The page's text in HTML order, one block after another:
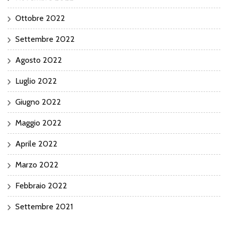
Ottobre 2022
Settembre 2022
Agosto 2022
Luglio 2022
Giugno 2022
Maggio 2022
Aprile 2022
Marzo 2022
Febbraio 2022
Settembre 2021